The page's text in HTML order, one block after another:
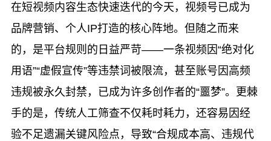
在短视频内容生态快速迭代的今天，视频号已成为
品牌营销、个人IP打造的核心阵地。但随之而来
的，是平台规则的日益严苛——一条视频因“绝对化
用语”“虚假宣传”等违禁词被限流，甚至账号因高频
违规被永久封禁，已成为许多创作者的“噩梦”。更棘
手的是，传统人工筛查不仅耗时耗力，还容易因经
验不足遗漏关键风险点，导致“合规成本高、违规代